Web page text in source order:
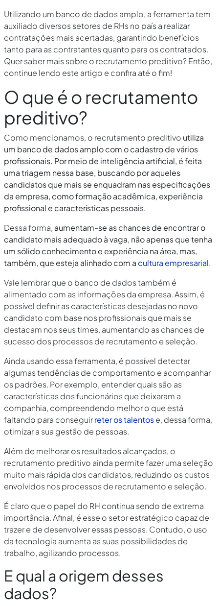
Utilizando um banco de dados amplo, a ferramenta tem
auxiliado diversos setores de RHs no país a realizar
contratações mais acertadas, garantindo benefícios
tanto para as contratantes quanto para os contratados.
Quer saber mais sobre o recrutamento preditivo? Então,
continue lendo este artigo e confira até o fim!
O que é o recrutamento
preditivo?
Como mencionamos, o recrutamento preditivo utiliza
um banco de dados amplo com o cadastro de vários
profissionais. Por meio de inteligência artificial, é feita
uma triagem nessa base, buscando por aqueles
candidatos que mais se enquadram nas especificações
da empresa, como formação acadêmica, experiência
profissional e características pessoais.
Dessa forma, aumentam-se as chances de encontrar o
candidato mais adequado à vaga, não apenas que tenha
um sólido conhecimento e experiência na área, mas,
também, que esteja alinhado com a cultura empresarial.
Vale lembrar que o banco de dados também é
alimentado com as informações da empresa. Assim, é
possível definir as características desejadas no novo
candidato com base nos profissionais que mais se
destacam nos seus times, aumentando as chances de
sucesso dos processos de recrutamento e seleção.
Ainda usando essa ferramenta, é possível detectar
algumas tendências de comportamento e acompanhar
os padrões. Por exemplo, entender quais são as
características dos funcionários que deixaram a
companhia, compreendendo melhor o que está
faltando para conseguirreter os talentose, dessa forma,
otimizar a sua gestão de pessoas.
Além de melhorar os resultados alcançados, o
recrutamento preditivo ainda permite fazer uma seleção
muito mais rápida dos candidatos, reduzindo os custos
envolvidos nos processos de recrutamento e seleção.
É claro que o papel do RH continua sendo de extrema
importância. Afinal, é esse o setor estratégico capaz de
trazer e de desenvolver essas pessoas. Contudo, o uso
da tecnologia aumenta as suas possibilidades de
trabalho, agilizando processos.
E qual a origem desses
dados?